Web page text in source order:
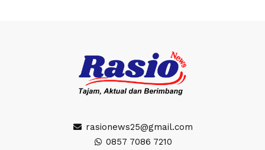
rasionews25@gmail.com
0857 7086 7210